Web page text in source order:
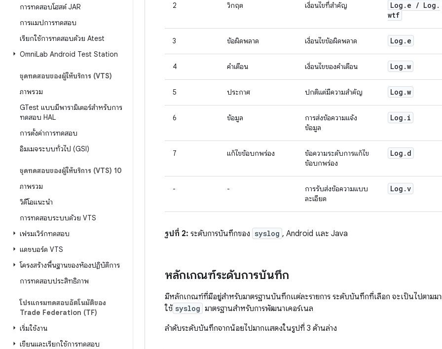
การทดสอบโฮสต์ JAR
การแมปการทดสอบ
เรียกใช้การทดสอบด้วย Atest
OmniLab Android Test Station
ชุดทดสอบของผู้ให้บริการ (VTS)
ภาพรวม
GTest แบบมีพารามิเตอร์สําหรับการ
ทดสอบ HAL
การตั้งค่าการทดสอบ
อิมเมจระบบทั่วไป (GSI)
ชุดทดสอบของผู้ให้บริการ (VTS) 10
ภาพรวม
วิดีโอแนะนำ
การทดสอบระบบด้วย VTS
เฟรมเวิร์กทดสอบ
แดชบอร์ด VTS
โครงสร้างพื้นฐานของห้องปฏิบัติการ
การทดสอบประสิทธิภาพ
โปรแกรมทดสอบอัตโนมัติของ
Trade Federation (TF)
เริ่มใช้งาน
เขียนและเรียกใช้การทดสอบ
2 วิกฤต เงื่อนไขที่สำคัญ Log . e / Log .
wtf
3 ข้อผิดพลาด เงื่อนไขข้อผิดพลาด Log . e
4 คำเตือน เงื่อนไขของคำเตือน Log .w
5 ประกาศ ปกติแต่มีความสำคัญ Log .w
6 ข้อมูล
การส่งข้อความแจ้ง
ข้อมูล
Log . i
7 แก้ไขข้อบกพร่อง
ข้อความระดับการแก้ไข
ข้อบกพร่อง
Log . d
- -
การรับส่งข้อความแบบ
ละเอียด
Log .v
รูปที่ 2: ระดับการบันทึกของ syslog , Android และ Java
หลักเกณฑ์ระดับการบันทึก
มีหลักเกณฑ์ที่มีอยู่สำหรับมาตรฐานบันทึกแต่ละรายการ ระดับบันทึกที่เลือก จะเป็นไปตามมา
ใช้ syslog มาตรฐานสำหรับการพัฒนาเคอร์เนล
ลำดับระดับบันทึกจากน้อยไปมากแสดงในรูปที่ 3 ด้านล่าง